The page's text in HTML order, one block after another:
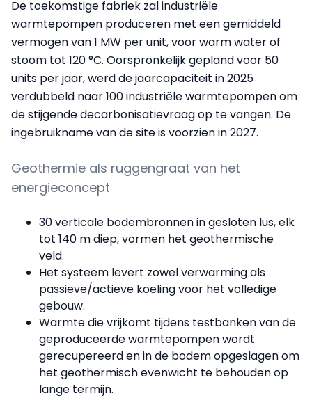
De toekomstige fabriek zal industriële
warmtepompen produceren met een gemiddeld
vermogen van 1 MW per unit, voor warm water of
stoom tot 120 °C. Oorspronkelijk gepland voor 50
units per jaar, werd de jaarcapaciteit in 2025
verdubbeld naar 100 industriële warmtepompen om
de stijgende decarbonisatievraag op te vangen. De
ingebruikname van de site is voorzien in 2027.
Geothermie als ruggengraat van het
energieconcept
30 verticale bodembronnen in gesloten lus, elk
tot 140 m diep, vormen het geothermische
veld.
Het systeem levert zowel verwarming als
passieve/actieve koeling voor het volledige
gebouw.
Warmte die vrijkomt tijdens testbanken van de
geproduceerde warmtepompen wordt
gerecupereerd en in de bodem opgeslagen om
het geothermisch evenwicht te behouden op
lange termijn.